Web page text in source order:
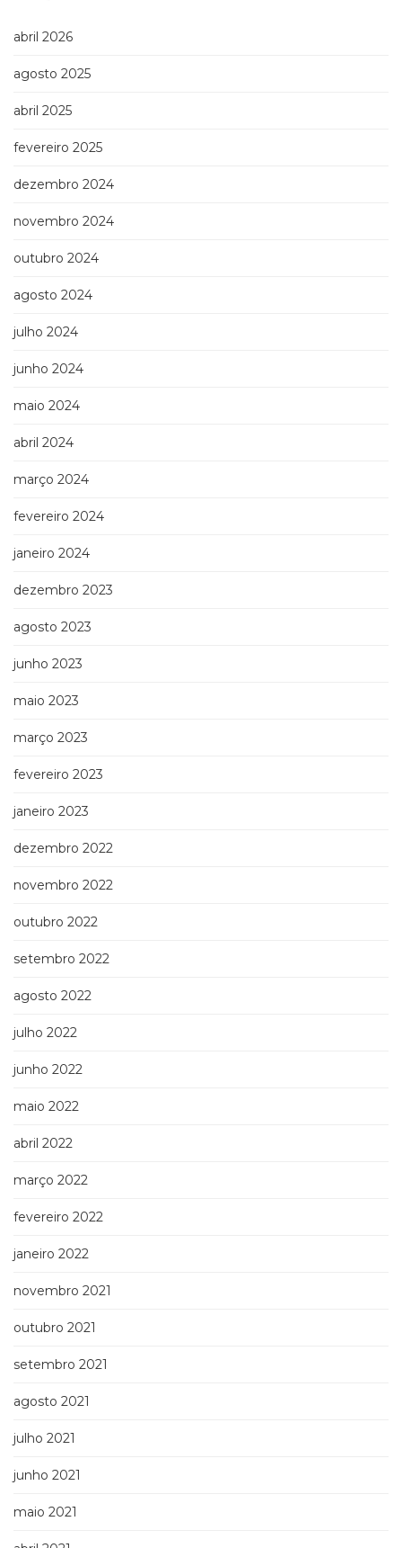
abril 2026
agosto 2025
abril 2025
fevereiro 2025
dezembro 2024
novembro 2024
outubro 2024
agosto 2024
julho 2024
junho 2024
maio 2024
abril 2024
março 2024
fevereiro 2024
janeiro 2024
dezembro 2023
agosto 2023
junho 2023
maio 2023
março 2023
fevereiro 2023
janeiro 2023
dezembro 2022
novembro 2022
outubro 2022
setembro 2022
agosto 2022
julho 2022
junho 2022
maio 2022
abril 2022
março 2022
fevereiro 2022
janeiro 2022
novembro 2021
outubro 2021
setembro 2021
agosto 2021
julho 2021
junho 2021
maio 2021